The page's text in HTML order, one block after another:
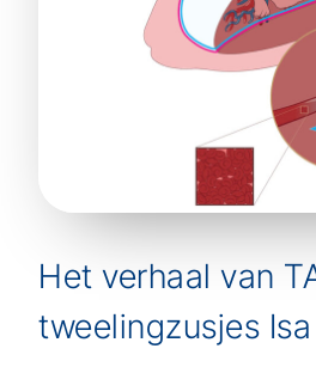
Het verhaal van
tweelingzusjes